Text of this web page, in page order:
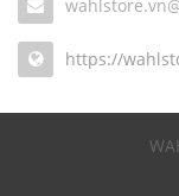
https://